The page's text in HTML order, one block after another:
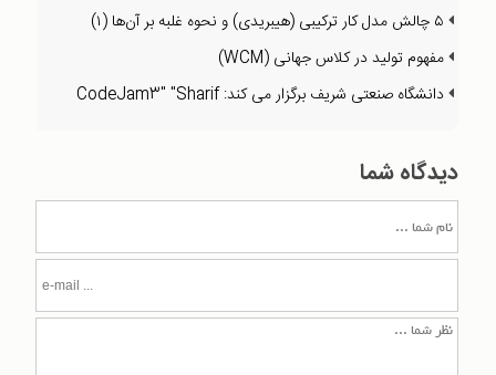
۵ چالش مدل کار ترکیبی (هیبریدی) و نحوه غلبه بر آن‌ها (۱)
مفهوم تولید در کلاس جهانی (WCM)
دانشگاه صنعتی شریف برگزار می کند: CodeJam3" "Sharif
دیدگاه شما